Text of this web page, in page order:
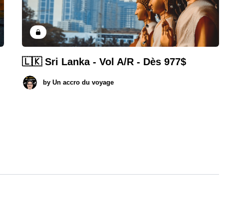
🇱🇰 Sri Lanka - Vol A/R - Dès 977$
by Un accro du voyage